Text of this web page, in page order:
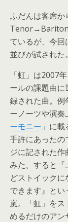
ふだんは客席
ているが、今
並びが試された
「虹」は2007
ールの課題曲に
録された曲。例
ーノーツや演奏
ーモニー」 に載
手許にあったの
ジに記された
みた。すると『
どストイック
できます』と
嵐。「虹」を
めるだけのアン